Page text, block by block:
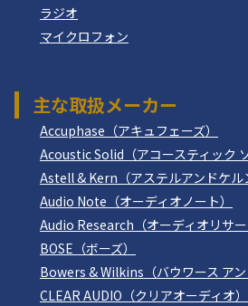
ラジオ
マイクロフォン
主な取扱メーカー
Accuphase（アキュフェーズ）
Acoustic Solid（アコースティック ソ
Astell & Kern（アステルアンドケル
Audio Note（オーディオノート）
Audio Research（オーディオリサー
BOSE（ボーズ）
Bowers & Wilkins（バウワース アン
CLEAR AUDIO（クリアオーディオ）